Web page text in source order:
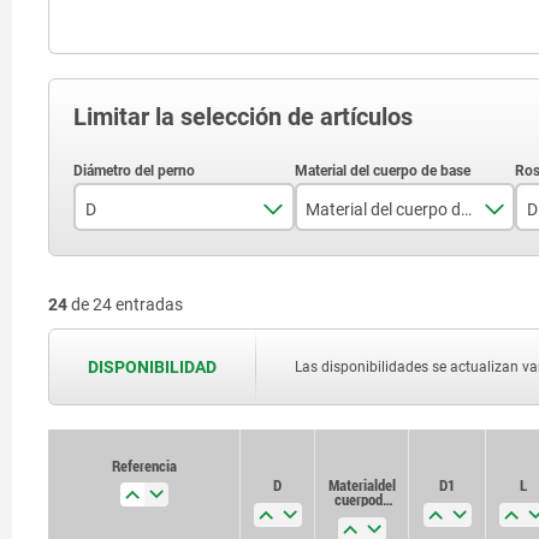
Limitar la selección de artículos
D
3
4
6
10
Material del cuerpo de base
acero
24de 24 entradas
DISPONIBILIDAD Las disponibilidades se actualizan
Referencia
D
Material del
cuerpo de
base
D1 L
Referencia
D
Material del
cuerpo de
base
D1 L